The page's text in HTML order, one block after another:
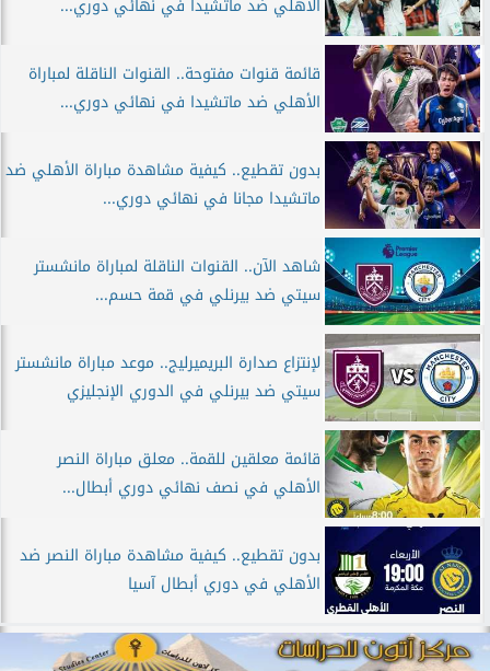
الأهلي ضد ماتشيدا في نهائي دوري...
قائمة قنوات مفتوحة.. القنوات الناقلة لمباراة
الأهلي ضد ماتشيدا في نهائي دوري...
بدون تقطيع.. كيفية مشاهدة مباراة الأهلي ضد
ماتشيدا مجانا في نهائي دوري...
شاهد الآن.. القنوات الناقلة لمباراة مانشستر
سيتي ضد بيرنلي في قمة حسم...
لإنتزاع صدارة البريميرليج.. موعد مباراة مانشستر
سيتي ضد بيرنلي في الدوري الإنجليزي
قائمة معلقين للقمة.. معلق مباراة النصر
الأهلي في نصف نهائي دوري أبطال...
بدون تقطيع.. كيفية مشاهدة مباراة النصر ضد
الأهلي في دوري أبطال آسيا